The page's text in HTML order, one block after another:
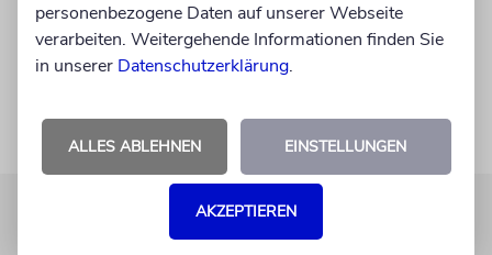
Jahre», glaubt sie, «wurden ihr durch das
Leben in der Wohngemeinschaft geschenkt.»
personenbezogene Daten auf unserer Webseite
verarbeiten. Weitergehende Informationen finden Sie
in unserer Datenschutzerklärung.
ALLES ABLEHNEN EINSTELLUNGEN
AKZEPTIEREN